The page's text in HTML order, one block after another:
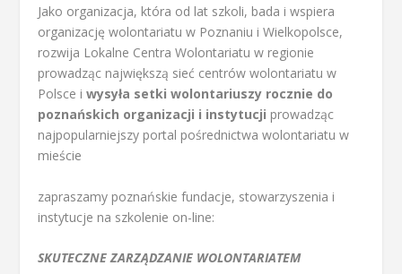
Jako organizacja, która od lat szkoli, bada i wspiera
organizację wolontariatu w Poznaniu i Wielkopolsce,
rozwija Lokalne Centra Wolontariatu w regionie
prowadząc największą sieć centrów wolontariatu w
Polsce iwysyła setki wolontariuszy rocznie do
poznańskich organizacji i instytucji prowadząc
najpopularniejszy portal pośrednictwa wolontariatu w
mieście
zapraszamy poznańskie fundacje, stowarzyszenia i
instytucje na szkolenie on-line:
SKUTECZNE ZARZĄDZANIE WOLONTARIATEM